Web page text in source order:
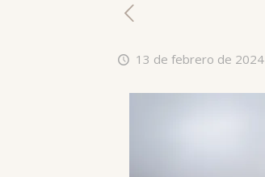
13 de febrero de 2024